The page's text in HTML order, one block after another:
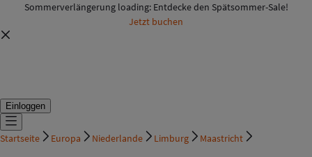
Sommerverlängerung loading: Entdecke den Spätsommer-Sale!
Jetzt buchen
Einloggen
Startseite Europa Niederlande Limburg Maastricht